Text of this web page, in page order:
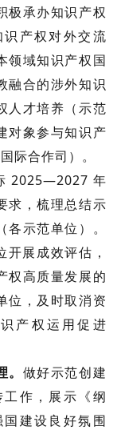
极承办知识产权
产权对外交流
领域知识产权国
融合的涉外知识
人才培养（示范
对象参与知识产
际合作司 ）。
2025—2027 年
求，梳理总结示
各示范单位 ）。
展成效评估，
权高质量发展的
位，及时取消资
产权运用促进
做好示范创建
作，展示《纲
建设良好氛围